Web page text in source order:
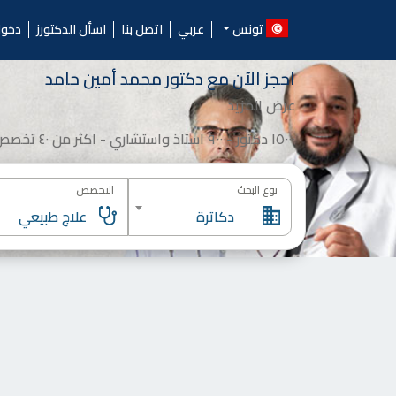
الدكتورز.. احجز موعد مع
اسأل الدكتورز اتصل بنا عربي
احجز الآن معدكتورمحمد أمين حامد
عرض المزيد
١٥٠٠٠ دكتور -٩٠٠٠ استاذ واستشاري - اكثر من ٤٠ تخصص
نوع البحث
دكاترة
التخصص
علاج طبيعي